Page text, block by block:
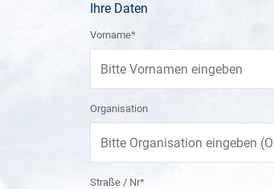
Ihre Daten
Vorname*
Organisation
Straße / Nr*